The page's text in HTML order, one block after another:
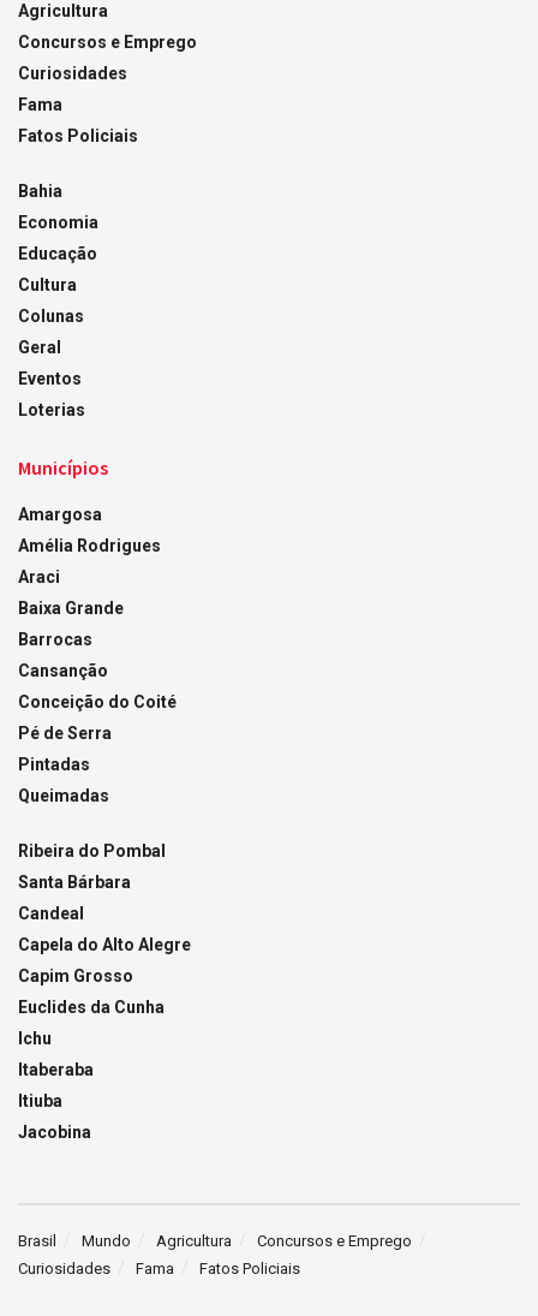
Agricultura
Concursos e Emprego
Curiosidades
Fama
Fatos Policiais
Bahia
Economia
Educação
Cultura
Colunas
Geral
Eventos
Loterias
Municípios
Amargosa
Amélia Rodrigues
Araci
Baixa Grande
Barrocas
Cansanção
Conceição do Coité
Pé de Serra
Pintadas
Queimadas
Ribeira do Pombal
Santa Bárbara
Candeal
Capela do Alto Alegre
Capim Grosso
Euclides da Cunha
Ichu
Itaberaba
Itiuba
Jacobina
Brasil Mundo Agricultura
Concursos e Emprego
Curiosidades
Fama Fatos Policiais